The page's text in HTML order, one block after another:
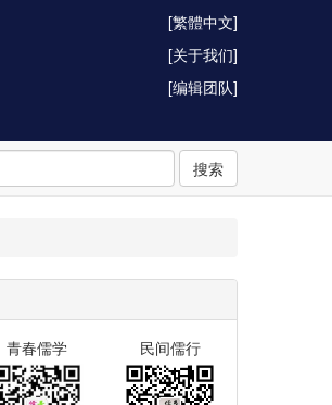
[繁體中文]
[关于我们]
[编辑团队]
搜索
青春儒学 民间儒行